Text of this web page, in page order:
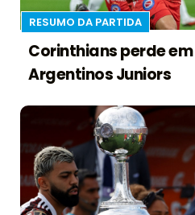
RESUMO DA PARTIDA
Corinthians perde
Argentinos Juniors